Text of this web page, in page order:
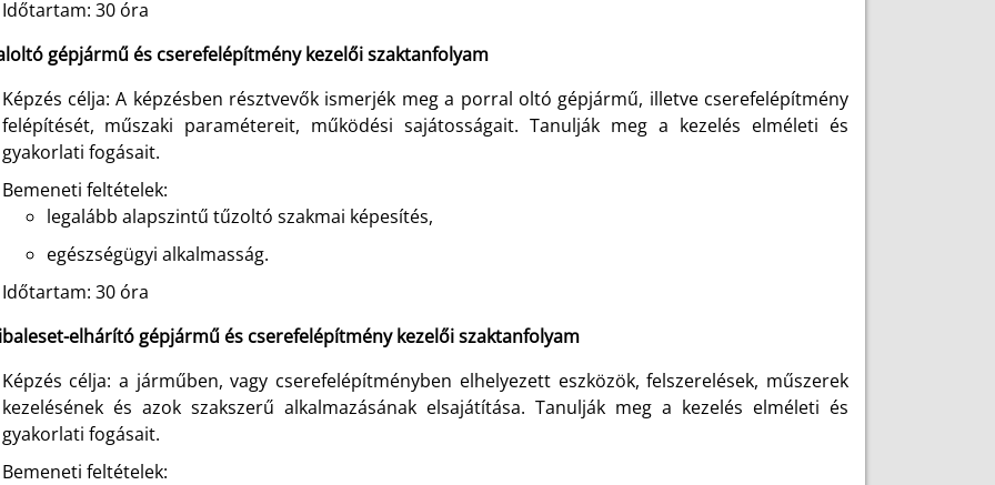
Időtartam: 30 óra
gépjármű és cserefelépítmény kezelői szaktanfolyam
Képzés célja: A képzésben résztvevők ismerjék meg a porral oltó gépjármű, illetve cserefelépítmény
felépítését, műszaki paramétereit, működési sajátosságait. Tanulják meg a kezelés elméleti és
gyakorlati fogásait.
Bemeneti feltételek:
legalább alapszintű tűzoltó szakmai képesítés,
egészségügyi alkalmasság.
Időtartam: 30 óra
elhárító gépjármű és cserefelépítmény kezelői szaktanfolyam
Képzés célja: a járműben, vagy cserefelépítményben elhelyezett eszközök, felszerelések, műszerek
kezelésének és azok szakszerű alkalmazásának elsajátítása. Tanulják meg a kezelés elméleti és
gyakorlati fogásait.
Bemeneti feltételek: